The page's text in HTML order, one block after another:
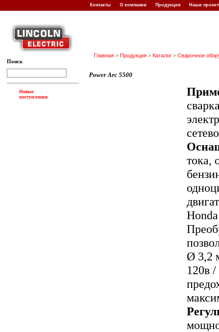
Контакты О компании Продукция Наши
Поиск
Новые
поступления
Главная > Продукция > Каталог > Сварочное
Power Arc 5500
тока,
Ø 3,2
120в